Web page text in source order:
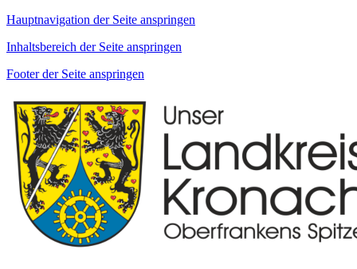
Hauptnavigation der Seite anspringen
Inhaltsbereich der Seite anspringen
Footer der Seite anspringen